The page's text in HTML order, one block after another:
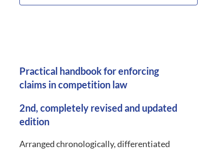
Practical handbook for enforcing
claims in competition law
2nd, completely revised and updated
edition
Arranged chronologically, differentiated